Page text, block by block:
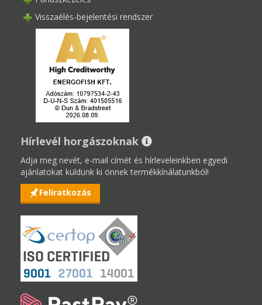
Visszaélés-bejelentési rendszer
Hírlevél horgászoknak
Adja meg nevét, e-mail címét és hírleveleinkben egyedi
ajánlatokat küldünk ki önnek termékkínálatunkból!
Feliratkozás